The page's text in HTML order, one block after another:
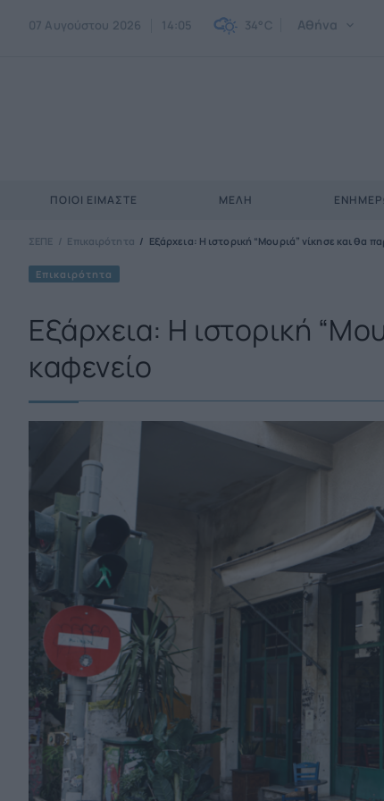
07 Αυγούστου 2026 14:05 34°C Αθήνα
ΠΟΙΟΙ ΕΊΜΑΣΤΕ ΜΈΛΗ
ΣΕΠΕ Επικαιρότητα Εξάρχεια: Η ιστορική “Μουριά” νίκησε και θα
Επικαιρότητα
Εξάρχεια: Η ιστορική
καφενείο